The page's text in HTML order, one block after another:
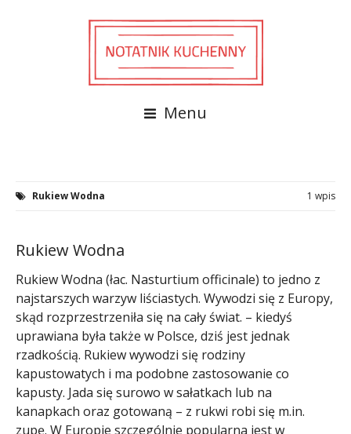
Menu
Rukiew Wodna 1 wpis
Rukiew Wodna
Rukiew Wodna (łac. Nasturtium officinale) to jedno z
najstarszych warzyw liściastych. Wywodzi się z Europy,
skąd rozprzestrzeniła się na cały świat. – kiedyś
uprawiana była także w Polsce, dziś jest jednak
rzadkością. Rukiew wywodzi się rodziny
kapustowatych i ma podobne zastosowanie co
kapusty. Jada się surowo w sałatkach lub na
kanapkach oraz gotowaną – z rukwi robi się m.in.
zupę. W Europie szczególnie popularna jest w